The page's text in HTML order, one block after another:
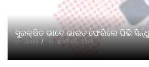
ସୁରକ୍ଷିତ ଭାବେ ଭାରତ ଫେରିଲେ ପିଭି ସିନ୍ଧୁ
15485 MAR 03, 2026